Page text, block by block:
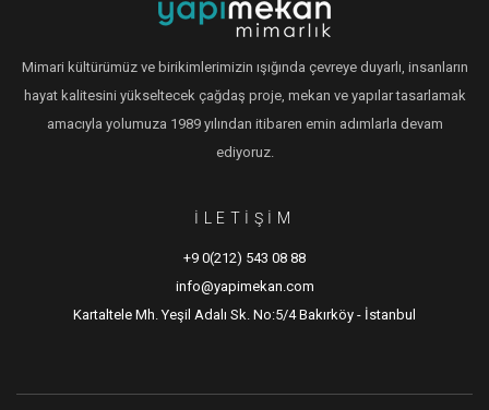
Mimari kültürümüz ve birikimlerimizin ışığında çevreye duyarlı, insanların
hayat kalitesini yükseltecek çağdaş proje, mekan ve yapılar tasarlamak
amacıyla yolumuza 1989 yılından itibaren emin adımlarla devam
ediyoruz.
İLETİŞİM
+9 0(212) 543 08 88
info@yapimekan.com
Kartaltele Mh. Yeşil Adalı Sk. No:5/4 Bakırköy - İstanbul